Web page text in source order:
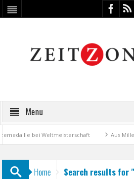
Menu
bei Weltmeisterschaft Aus
Home Search results for